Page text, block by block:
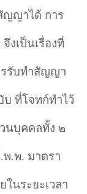
ญญาได้ การ
งเป็นเรื่องที่
รรับทำสัญญา
ที่โจทก์ทำไว้
นบุคคลทั้ง ๒
.พ. มาตรา
นระยะเวลา